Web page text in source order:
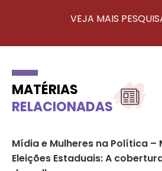
VEJA MAIS
MATÉRIAS
RELACIONADAS
Mídia e Mulheres na Política –
Eleições Estaduais: A